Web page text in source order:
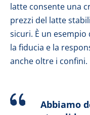
latte consente una
prezzi del latte
sicuri. È un
la fiducia e la
anche oltre i confini.
Abbiamo